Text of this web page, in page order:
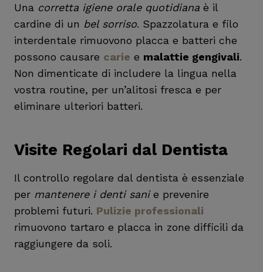
Una corretta igiene orale quotidiana è il
cardine di un bel sorriso. Spazzolatura e filo
interdentale rimuovono placca e batteri che
possono causare carie e malattie gengivali.
Non dimenticate di includere la lingua nella
vostra routine, per un’alitosi fresca e per
eliminare ulteriori batteri.
Visite Regolari dal Dentista
Il controllo regolare dal dentista è essenziale
per mantenere i denti sanie prevenire
problemi futuri. Pulizie professionali
rimuovono tartaro e placca in zone difficili da
raggiungere da soli.